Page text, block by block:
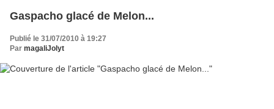
Gaspacho glacé de Melon...
Publié le 31/07/2010 à 19:27
Par magaliJolyt